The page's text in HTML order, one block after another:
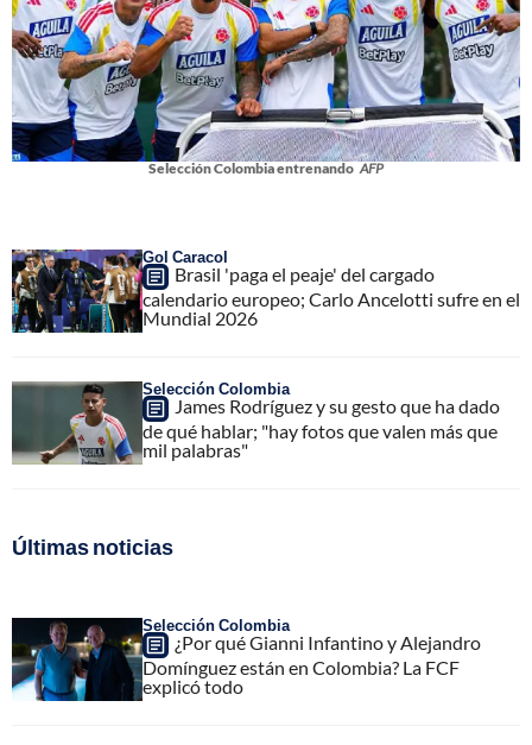
Selección Colombia entrenando AFP
Gol Caracol
Brasil 'paga el peaje' del cargado
calendario europeo; Carlo Ancelotti sufre en el
Mundial 2026
Selección Colombia
James Rodríguez y su gesto que ha dado
de qué hablar; "hay fotos que valen más que
mil palabras"
Últimas noticias
Selección Colombia
¿Por qué Gianni Infantino y Alejandro
Domínguez están en Colombia? La FCF
explicó todo